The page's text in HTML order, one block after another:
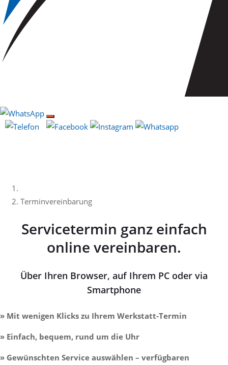
Terminvereinbarung
Servicetermin ganz einfach
online vereinbaren.
Über Ihren Browser, auf Ihrem PC oder via
Smartphone
» Mit wenigen Klicks zu Ihrem Werkstatt-Termin
» Einfach, bequem, rund um die Uhr
» Gewünschten Service auswählen – verfügbaren